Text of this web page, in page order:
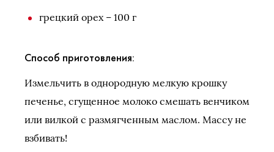
грецкий орех – 100 г
Способ приготовления:
Измельчить в однородную мелкую крошку
печенье, сгущенное молоко смешать венчиком
или вилкой с размягченным маслом. Массу не
взбивать!